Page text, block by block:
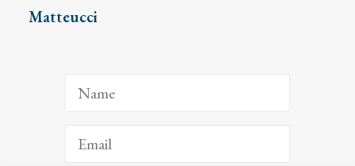
Matteucci